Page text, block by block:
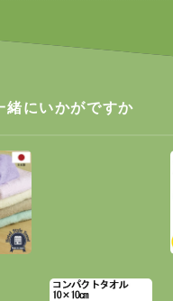
緒にいかがですか